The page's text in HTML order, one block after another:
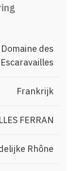
Domaine des
Escaravailles
Frankrijk
FERRAN
Rhône